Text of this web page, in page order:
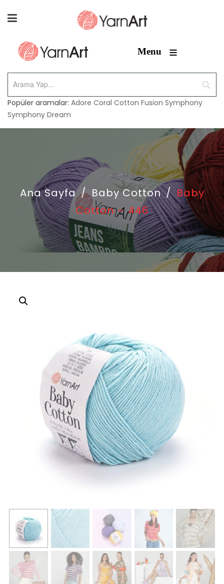
Menu ≡
Popüler aramalar: Adore Coral Cotton Fusion Symphony
Symphony Dream
Ana Sayfa / Baby Cotton / Baby
Cotton – 446